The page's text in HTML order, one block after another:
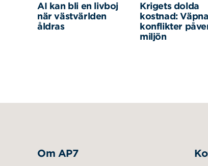
AI kan bli en livboj
när västvärlden
åldras
Krigets dolda
kostnad:
konflikter
miljön
Om AP7